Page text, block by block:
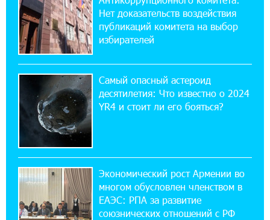
17:16:14 30-07-2026
ВТБ (Армения): вклад «Стабильный» — до
10% годовых и оформление в мобильном
17:03:49 30-07-2026
Платформа Rate.Trading на Seaside Startup
Summit: IDBank представил инновационное
14:44:13 29-07-2026
Состоялось открытие Khachaturian Rooftop
при поддержке IDBank
Нет доказательств воздействия
публикаций комитета на выбор
избирателей
Самый опасный астероид
десятилетия: Что известно о 2024
YR4 и стоит ли его бояться?
Экономический рост Армении во
многом обусловлен членством в
ЕАЭС: РПА за развитие
союзнических отношений с РФ